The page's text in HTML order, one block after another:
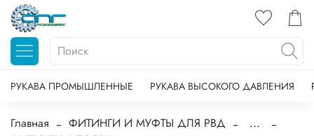
РУКАВА ПРОМЫШЛЕННЫЕ РУКАВА ВЫСОКОГО ДАВЛЕНИЯ
Главная ФИТИНГИ И МУФТЫ ДЛЯ РВД
...